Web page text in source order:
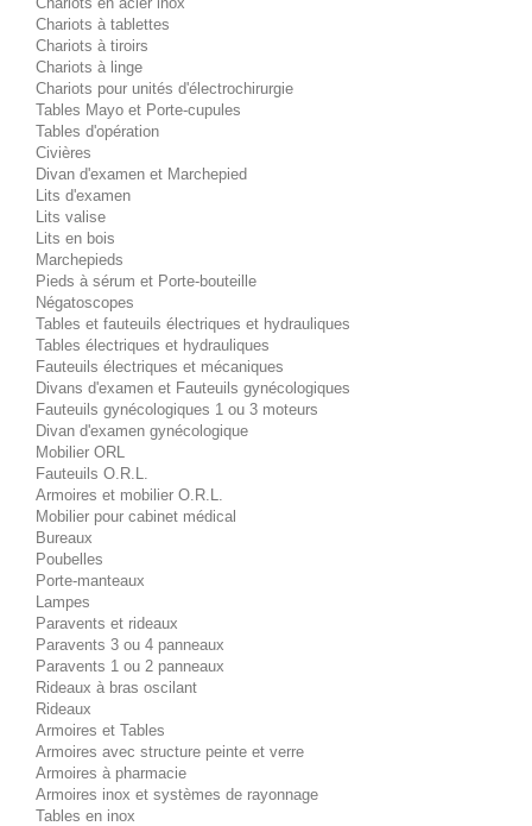
Chariots à tablettes
Chariots à tiroirs
Chariots à linge
Chariots pour unités d'électrochirurgie
Tables Mayo et Porte-cupules
Tables d'opération
Civières
Divan d'examen et Marchepied
Lits d'examen
Lits valise
Lits en bois
Marchepieds
Pieds à sérum et Porte-bouteille
Négatoscopes
Tables et fauteuils électriques et hydrauliques
Tables électriques et hydrauliques
Fauteuils électriques et mécaniques
Divans d'examen et Fauteuils gynécologiques
Fauteuils gynécologiques 1 ou 3 moteurs
Divan d'examen gynécologique
Mobilier ORL
Fauteuils O.R.L.
Armoires et mobilier O.R.L.
Mobilier pour cabinet médical
Bureaux
Poubelles
Porte-manteaux
Lampes
Paravents et rideaux
Paravents 3 ou 4 panneaux
Paravents 1 ou 2 panneaux
Rideaux à bras oscilant
Rideaux
Armoires et Tables
Armoires avec structure peinte et verre
Armoires à pharmacie
Armoires inox et systèmes de rayonnage
Tables en inox